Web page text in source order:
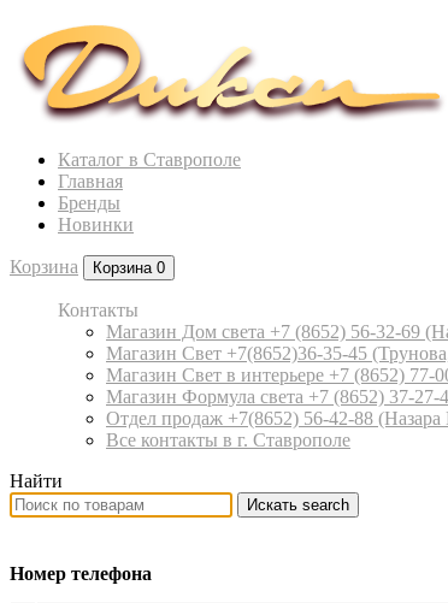
Каталог в Ставрополе
Главная
Бренды
Новинки
Корзина Корзина 0
Контакты
Магазин Дом света +7 (8652) 56-32-69
Магазин Свет +7(8652)36-35-45
Магазин Свет в интерьере +7 (8652) 77-
Магазин Формула света +7 (8652) 37-27-
Отдел продаж +7(8652) 56-42-88 (Назара
Все контакты в г. Ставрополе
Найти
Искать search
Номер телефона